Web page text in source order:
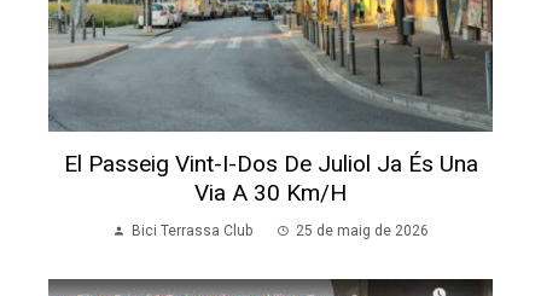
El Passeig Vint-I-Dos De Juliol Ja És Una
Via A 30 Km/h
Bici Terrassa Club 25 de maig de 2026